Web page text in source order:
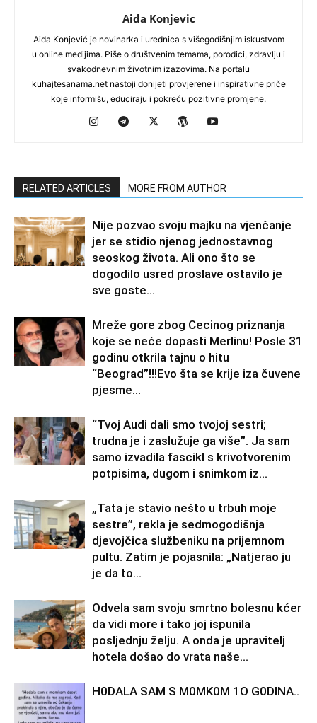
Aida Konjevic
Aida Konjević je novinarka i urednica s višegodišnjim iskustvom
u online medijima. Piše o društvenim temama, porodici, zdravlju i
svakodnevnim životnim izazovima. Na portalu
kuhajtesanama.net nastoji donijeti provjerene i inspirativne priče
koje informišu, educiraju i pokreću pozitivne promjene.
RELATED ARTICLES MORE FROM AUTHOR
Nije pozvao svoju majku na vjenčanje
jer se stidio njenog jednostavnog
seoskog života. Ali ono što se
dogodilo usred proslave ostavilo je
sve goste...
Mreže gore zbog Cecinog priznanja
koje se neće dopasti Merlinu! Posle 31
godinu otkrila tajnu o hitu
“Beograd”!!!Evo šta se krije iza čuvene
pjesme...
“Tvoj Audi dali smo tvojoj sestri;
trudna je i zaslužuje ga više”. Ja sam
samo izvadila fascikl s krivotvorenim
potpisima, dugom i snimkom iz...
„Tata je stavio nešto u trbuh moje
sestre”, rekla je sedmogodišnja
djevojčica službeniku na prijemnom
pultu. Zatim je pojasnila: „Natjerao ju
je da to...
Odvela sam svoju smrtno bolesnu kćer
da vidi more i tako joj ispunila
posljednju želju. A onda je upravitelj
hotela došao do vrata naše...
H0DALA SAM S M0MK0M 1O G0DINA..